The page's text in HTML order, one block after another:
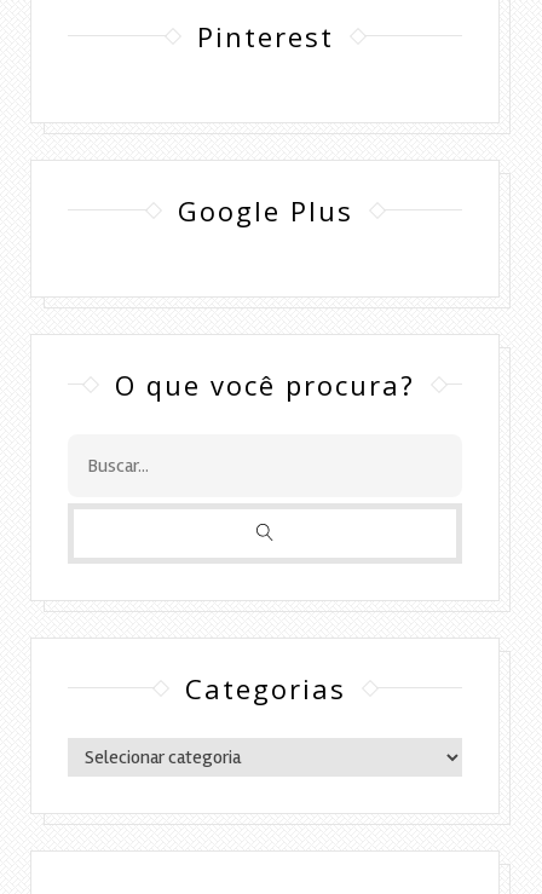
Pinterest
Google Plus
O que você procura?
Categorias
Categorias